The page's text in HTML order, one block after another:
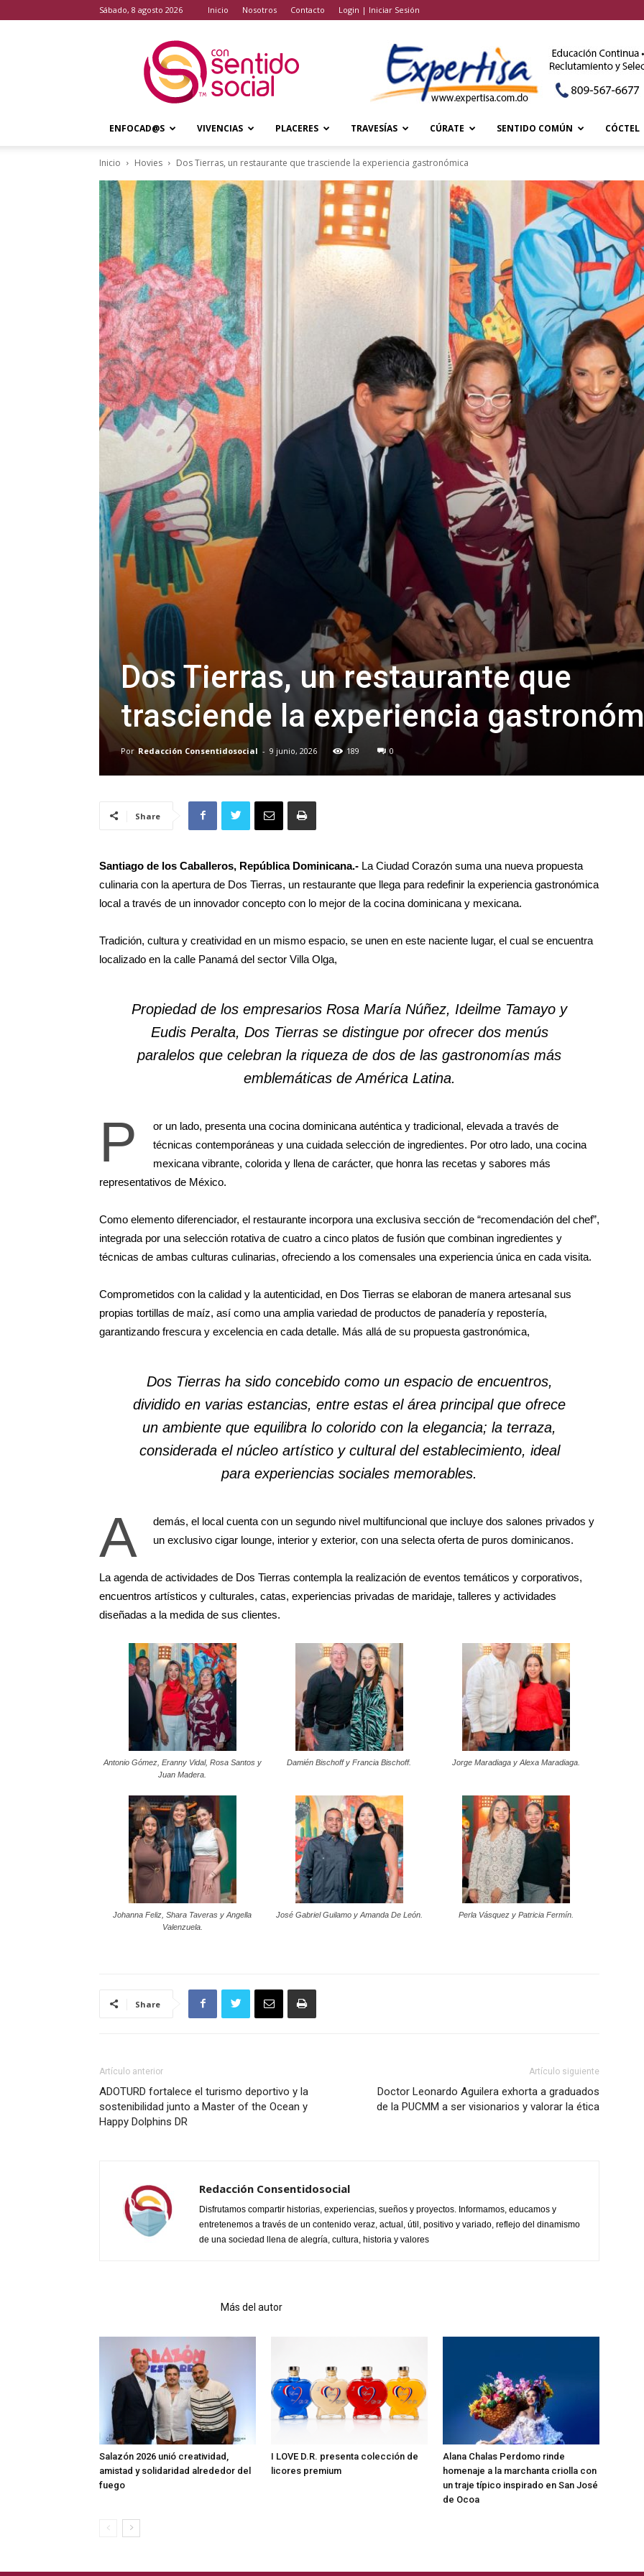
sábado, 8 agosto 2026 Inicio Nosotros Contacto Login | Iniciar Sesión
Sentido
Social
ENFOCAD@S VIVENCIAS PLACERES TRAVESÍAS CÚRATE SENTIDO COMÚN CÓCTEL
Inicio Hovies Dos Tierras, un restaurante que trasciende la experiencia gastronómica
Dos Tierras, un restaurante que
trasciende la experiencia
Por Redacción Consentidosocial - 9 junio, 2026 189 0
Share
Santiago de los Caballeros, República Dominicana.- La Ciudad Corazón suma una nueva propuesta
culinaria con la apertura de Dos Tierras, un restaurante que llega para redefinir la experiencia gastronómica
local a través de un innovador concepto con lo mejor de la cocina dominicana y mexicana.
Tradición, cultura y creatividad en un mismo espacio, se unen en este naciente lugar, el cual se encuentra
localizado en la calle Panamá del sector Villa Olga,
Propiedad de los empresarios Rosa María Núñez, Ideilme Tamayo y
Eudis Peralta, Dos Tierras se distingue por ofrecer dos menús
paralelos que celebran la riqueza de dos de las gastronomías más
emblemáticas de América Latina.
P
or un lado, presenta una cocina dominicana auténtica y tradicional, elevada a través de
técnicas contemporáneas y una cuidada selección de ingredientes. Por otro lado, una cocina
mexicana vibrante, colorida y llena de carácter, que honra las recetas y sabores más
representativos de México.
Como elemento diferenciador, el restaurante incorpora una exclusiva sección de “recomendación del chef”,
integrada por una selección rotativa de cuatro a cinco platos de fusión que combinan ingredientes y
técnicas de ambas culturas culinarias, ofreciendo a los comensales una experiencia única en cada visita.
Comprometidos con la calidad y la autenticidad, en Dos Tierras se elaboran de manera artesanal sus
propias tortillas de maíz, así como una amplia variedad de productos de panadería y repostería,
garantizando frescura y excelencia en cada detalle. Más allá de su propuesta gastronómica,
Dos Tierras ha sido concebido como un espacio de encuentros,
dividido en varias estancias, entre estas el área principal que ofrece
un ambiente que equilibra lo colorido con la elegancia; la terraza,
considerada el núcleo artístico y cultural del establecimiento, ideal
para experiencias sociales memorables.
A
demás, el local cuenta con un segundo nivel multifuncional que incluye dos salones privados y
un exclusivo cigar lounge, interior y exterior, con una selecta oferta de puros dominicanos.
La agenda de actividades de Dos Tierras contempla la realización de eventos temáticos y corporativos,
encuentros artísticos y culturales, catas, experiencias privadas de maridaje, talleres y actividades
diseñadas a la medida de sus clientes.
Antonio Gómez, Eranny Vidal, Rosa Santos y
Juan Madera.
Damién Bischoff y Francia Bischoff. Jorge Maradiaga y Alexa Maradiaga.
Johanna Feliz, Shara Taveras y Angella
Valenzuela.
José Gabriel Guilamo y Amanda De León. Perla Vásquez y Patricia Fermín.
Share
Artículo anterior
ADOTURD fortalece el turismo deportivo y la
sostenibilidad junto a Master of the Ocean y
Happy Dolphins DR
Artículo siguiente
Doctor Leonardo Aguilera exhorta a graduados
de la PUCMM a ser visionarios y valorar la ética
Redacción Consentidosocial
Disfrutamos compartir historias, experiencias, sueños y proyectos. Informamos, educamos y
entretenemos a través de un contenido veraz, actual, útil, positivo y variado, reflejo del dinamismo
de una sociedad llena de alegría, cultura, historia y valores
Más del autor
Salazón 2026 unió creatividad,
amistad y solidaridad alrededor del
fuego
I LOVE D.R. presenta colección de
licores premium
Alana Chalas Perdomo rinde
homenaje a la marchanta criolla con
un traje típico inspirado en San José
de Ocoa